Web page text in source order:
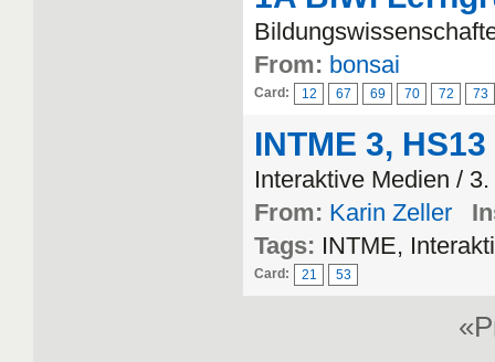
From: bonsai
Card: 12 67 69 70 72 73
INTME 3, HS13
Interaktive Medien /
From: Karin Zeller
Tags: INTME,
Card: 21 53